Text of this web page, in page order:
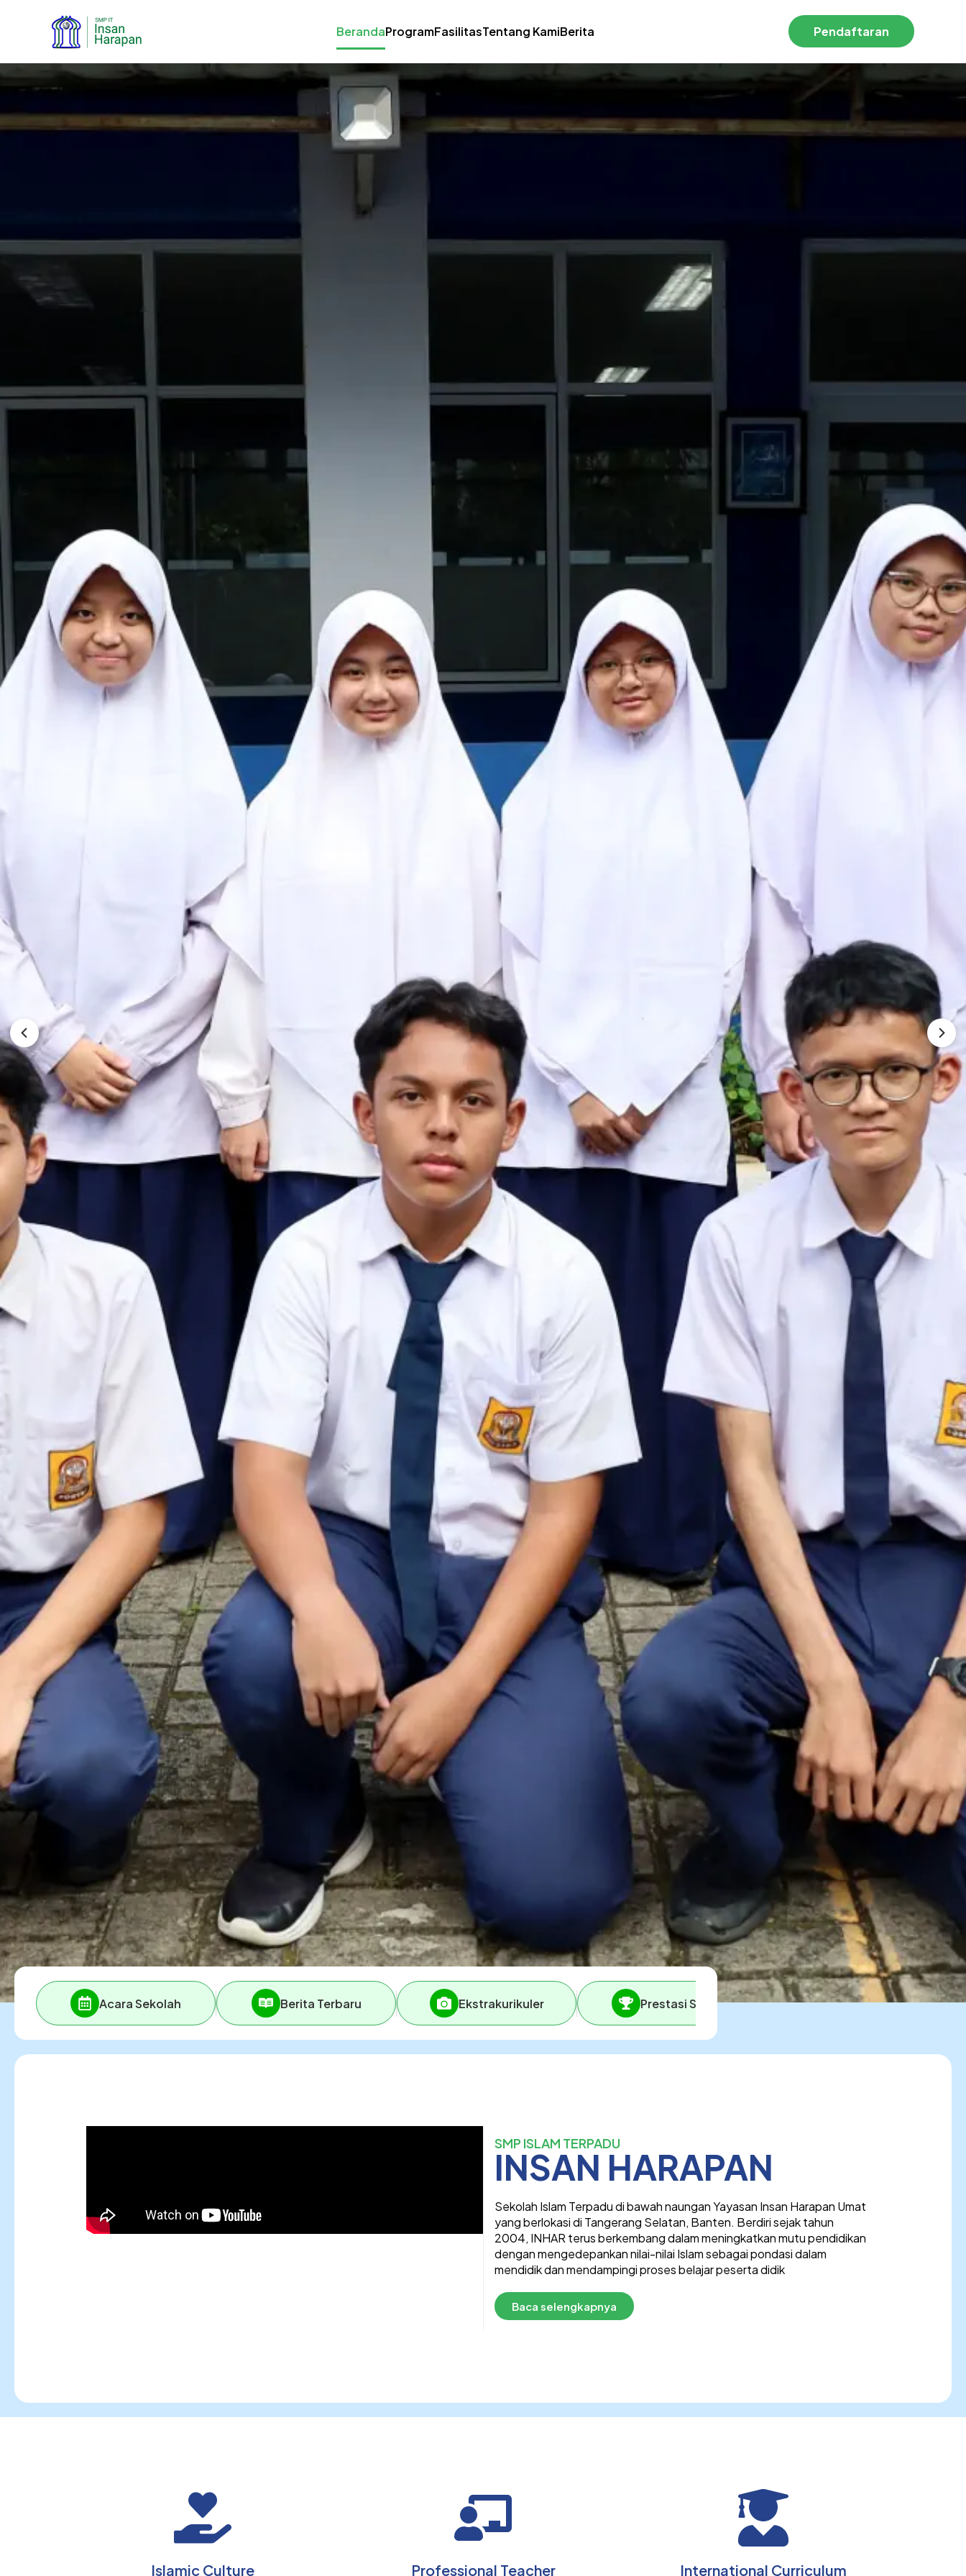
BerandaProgramFasilitasTentang KamiBerita Pendaftaran
Acara Sekolah Berita Terbaru Ekstrakurikuler Prestasi Siswa
SMP ISLAM TERPADU
INSAN HARAPAN
Sekolah Islam Terpadu di bawah naungan Yayasan Insan Harapan Umat
yang berlokasi di Tangerang Selatan, Banten. Berdiri sejak tahun
2004, INHAR terus berkembang dalam meningkatkan mutu pendidikan
dengan mengedepankan nilai-nilai Islam sebagai pondasi dalam
mendidik dan mendampingi proses belajar peserta didik
Baca selengkapnya
Islamic Culture Professional Teacher International Curriculum